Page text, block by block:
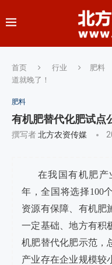
首页 行业 肥料
道就晚了！
肥料
有机肥替代化肥试点
撰写者北方农资传媒
在我国有机肥产
年，全国将选择100
资源有保障、有机肥
一定基础、地方有积
机肥替代化肥示范，
产业存在企业规模较